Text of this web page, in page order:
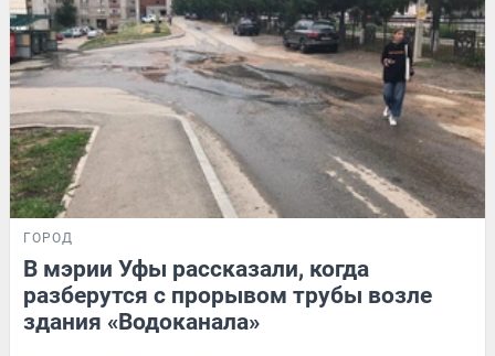
ГОРОД
В мэрии Уфы рассказали, когда
разберутся с прорывом трубы возле
здания «Водоканала»